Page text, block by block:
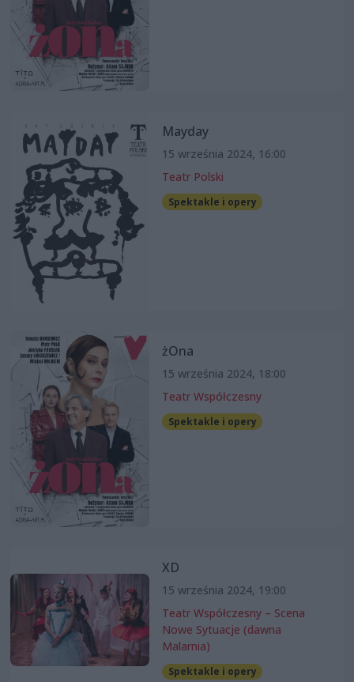
Mayday
15 września 2024, 16:00
Teatr Polski
Spektakle i opery
żOna
15 września 2024, 18:00
Teatr Współczesny
Spektakle i opery
XD
15 września 2024, 19:00
Teatr Współczesny – Scena
Nowe Sytuacje (dawna
Malarnia)
Spektakle i opery